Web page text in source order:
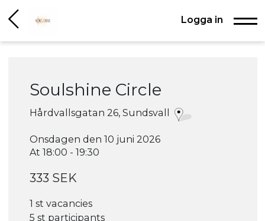
Logga in
Soulshine Circle
Hårdvallsgatan 26, Sundsvall
Onsdagen den 10 juni 2026
At 18:00 - 19:30
333 SEK
1 st vacancies
5 st participants